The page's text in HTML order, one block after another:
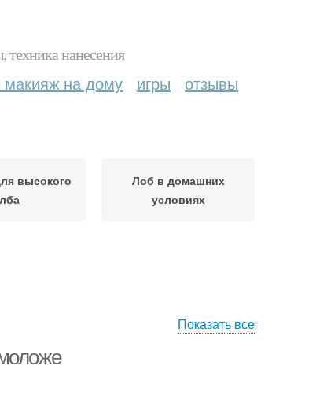
техника нанесения
макияж на дому игры отзывы
высокого
лба
Лоб в домашних
условиях
Показать все